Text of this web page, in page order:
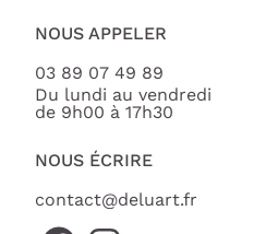
NOUS APPELER
03 89 07 49 89
Du lundi au vendredi
de 9h00 à 17h30
NOUS ÉCRIRE
contact@deluart.fr